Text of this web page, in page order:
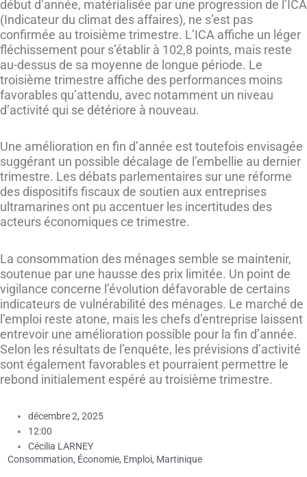
début d’année, matérialisée par une progression de l’ICA
(Indicateur du climat des affaires), ne s’est pas
confirmée au troisième trimestre. L’ICA affiche un léger
fléchissement pour s’établir à 102,8 points, mais reste
au-dessus de sa moyenne de longue période. Le
troisième trimestre affiche des performances moins
favorables qu’attendu, avec notamment un niveau
d’activité qui se détériore à nouveau.
Une amélioration en fin d’année est toutefois envisagée
suggérant un possible décalage de l’embellie au dernier
trimestre. Les débats parlementaires sur une réforme
des dispositifs fiscaux de soutien aux entreprises
ultramarines ont pu accentuer les incertitudes des
acteurs économiques ce trimestre.
La consommation des ménages semble se maintenir,
soutenue par une hausse des prix limitée. Un point de
vigilance concerne l’évolution défavorable de certains
indicateurs de vulnérabilité des ménages. Le marché de
l’emploi reste atone, mais les chefs d’entreprise laissent
entrevoir une amélioration possible pour la fin d’année.
Selon les résultats de l’enquête, les prévisions d’activité
sont également favorables et pourraient permettre le
rebond initialement espéré au troisième trimestre.
décembre 2, 2025
12:00
Cécilia LARNEY
Consommation, Économie, Emploi, Martinique